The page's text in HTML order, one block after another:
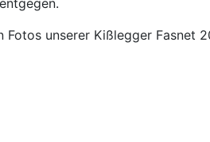
unserer Kißlegger Fasnet